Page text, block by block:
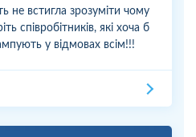
не встигла зрозуміти чому
співробітників, які хоча б
у відмовах всім!!!